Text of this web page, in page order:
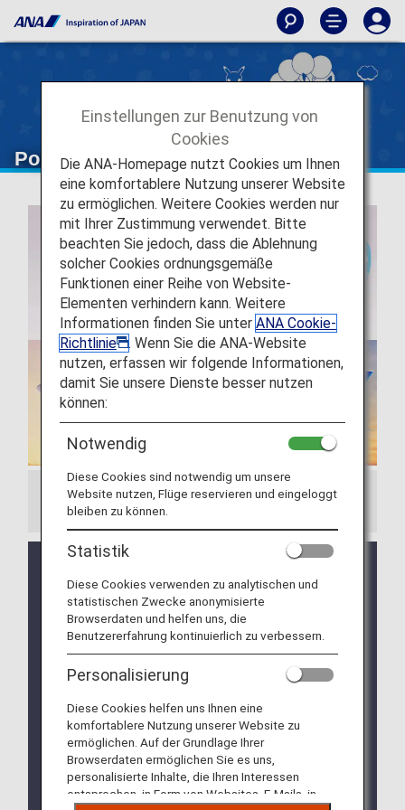
Pokémon Air Adventures
Wichtiger Hinweis
Kürze vorgestellt! Für weitere Details klicken
Sie bitte hier (nur auf Englisch).
NEU: Die Videos von ANA zur Sicherheit an
Bord und während des Verlassens des
Flugzeuges, die in Zusammenarbeit mit The
Pokémon Company erstellt wurden, werden auf
allen innerjapanischen und internationalen
Flügen gezeigt!
NEU: Die „ANA Pokémon Kids TV Lounge“
wurde innerhalb der ANA Lounge am
Inlandsterminal und internationalen Terminal
Einstellungen zur Benutzung von
Cookies
Die ANA-Homepage nutzt Cookies um Ihnen
eine komfortablere Nutzung unserer Website
zu ermöglichen. Weitere Cookies werden nur
mit Ihrer Zustimmung verwendet. Bitte
beachten Sie jedoch, dass die Ablehnung
solcher Cookies ordnungsgemäße
Funktionen einer Reihe von Website-
Elementen verhindern kann. Weitere
Informationen finden Sie unter ANA Cookie-
Richtlinie
. Wenn Sie die ANA-Website
nutzen, erfassen wir folgende Informationen,
damit Sie unsere Dienste besser nutzen
können:
Notwendig
Diese Cookies sind notwendig um unsere
Website nutzen, Flüge reservieren und eingeloggt
bleiben zu können.
Statistik
Diese Cookies verwenden zu analytischen und
statistischen Zwecke anonymisierte
Browserdaten und helfen uns, die
Benutzererfahrung kontinuierlich zu verbessern.
Personalisierung
Diese Cookies helfen uns Ihnen eine
komfortablere Nutzung unserer Website zu
ermöglichen. Auf der Grundlage Ihrer
Browserdaten ermöglichen Sie es uns,
personalisierte Inhalte, die Ihren Interessen
entsprechen, in Form von Websites, E-Mails, in